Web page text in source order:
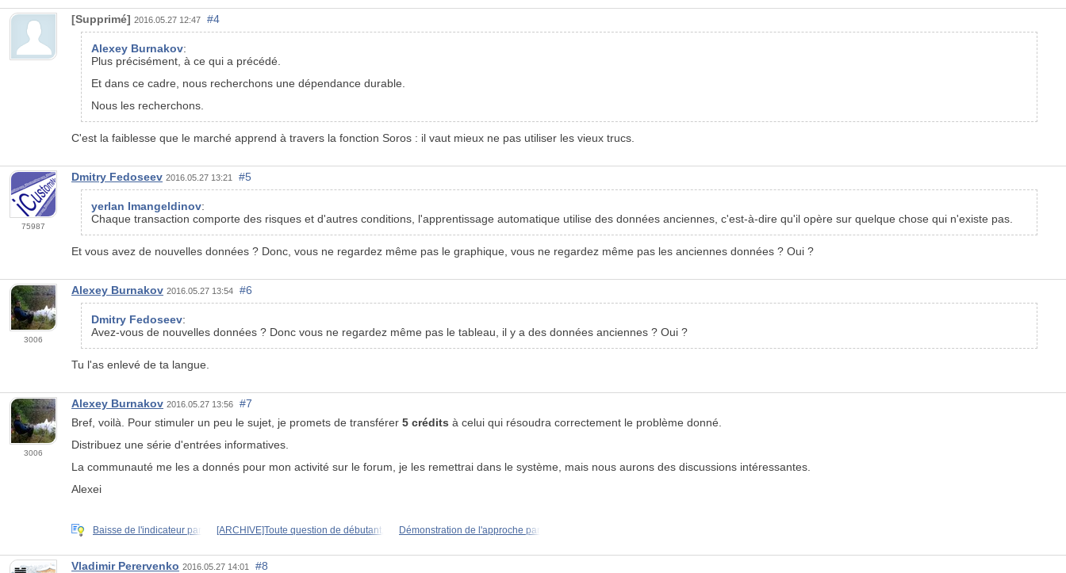
[Supprimé] 2016.05.27 12:47 #4
Alexey Burnakov:
Plus précisément, à ce qui a précédé.
Et dans ce cadre, nous recherchons une dépendance durable.
Nous les recherchons.
C'est la faiblesse que le marché apprend à travers la fonction Soros : il vaut mieux ne pas utiliser les vieux trucs.
75987
Dmitry Fedoseev 2016.05.27 13:21 #5
yerlan Imangeldinov:
Chaque transaction comporte des risques et d'autres conditions, l'apprentissage automatique utilise des données anciennes, c'est-à-dire qu'il opère sur quelque chose qui n'existe pas.
Et vous avez de nouvelles données ? Donc, vous ne regardez même pas le graphique, vous ne regardez même pas les anciennes données ? Oui ?
3006
Alexey Burnakov 2016.05.27 13:54 #6
Dmitry Fedoseev:
Avez-vous de nouvelles données ? Donc vous ne regardez même pas le tableau, il y a des données anciennes ? Oui ?
Tu l'as enlevé de ta langue.
3006
Alexey Burnakov 2016.05.27 13:56
#7
Bref, voilà. Pour stimuler un peu le sujet, je promets de transférer 5 crédits à celui qui résoudra correctement le problème donné.
Distribuez une série d'entrées informatives.
La communauté me les a donnés pour mon activité sur le forum, je les remettrai dans le système, mais nous aurons des discussions intéressantes.
Alexei
Baisse de l'indicateur par [ARCHIVE]Toute question de débutant, Démonstration de l'approche par
Vladimir Perervenko 2016.05.27 14:01
#8